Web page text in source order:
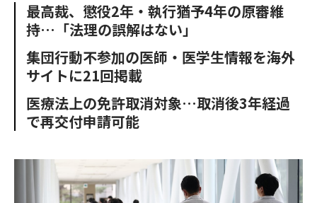
o
o
k
e
u
最高裁、懲役2年・執行猶予4年の原審維
持…「法理の誤解はない」
集団行動不参加の医師・医学生情報を海外
サイトに21回掲載
医療法上の免許取消対象…取消後3年経過
で再交付申請可能